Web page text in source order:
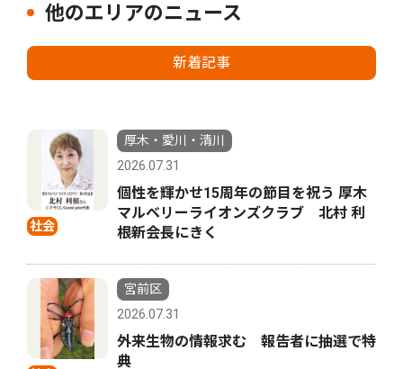
他のエリアのニュース
新着記事
社会
厚木・愛川・清川
2026.07.31
個性を輝かせ15周年の節目を祝う 厚木
マルベリーライオンズクラブ 北村 利
根新会長にきく
宮前区
2026.07.31
外来生物の情報求む 報告者に抽選で特
典